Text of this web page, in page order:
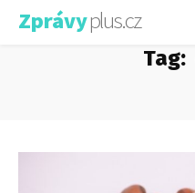
Zprávyplus.cz
Tag: